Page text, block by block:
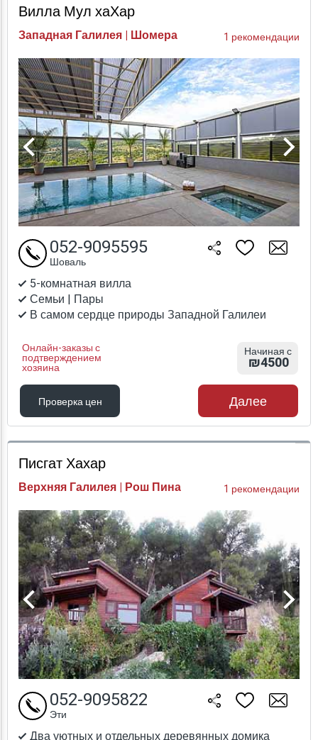
Вилла Мул хаХар
Западная Галилея | Шомера 1 рекомендации
5-комнатная вилла
Семьи | Пары
В самом сердце природы Западной Галилеи
Онлайн-заказы с
подтверждением
хозяина
052-9095595
Шоваль
Начиная с
₪4500
Проверка цен
Проверка цен
Далее
Писгат Хахар
Верхняя Галилея | Рош Пина 1 рекомендации
052-9095822
Эти